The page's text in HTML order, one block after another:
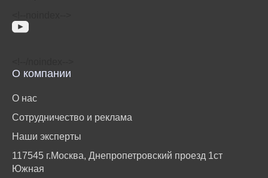
О компании
О нас
Сотрудничество и реклама
Наши эксперты
117545 г.Москва, Днепропетровский проезд 1ст
Южная